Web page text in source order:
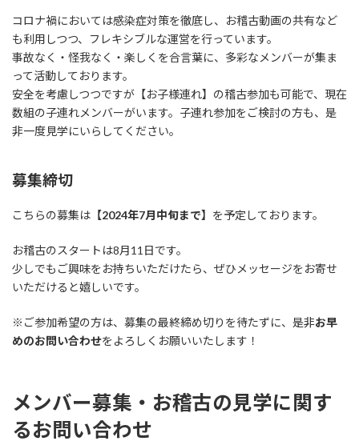
コロナ禍においては感染症対策を徹底し、お稽古動画の共有など
も利用しつつ、フレキシブルな運営を行っています。
事故なく・怪我なく・楽しくを合言葉に、多彩なメンバーが集ま
って活動しております。
安全を考慮しつつですが【お子様連れ】の稽古参加も可能で、現在
数組の子連れメンバーがいます。子連れ参加をご検討の方も、是
非一度見学にいらしてください。
募集締切
こちらの募集は 【2024年7月中旬まで】 を予定しております。
お稽古のスタートは8月11日です。
少しでもご興味をお持ちいただけたら、ぜひメッセージをお寄せ
いただけると嬉しいです。
※ご参加希望の方は、募集の最終締め切りを待たずに、是非お早
めのお問い合わせをよろしくお願いいたします！
メンバー募集・お稽古の見学に関す
るお問い合わせ